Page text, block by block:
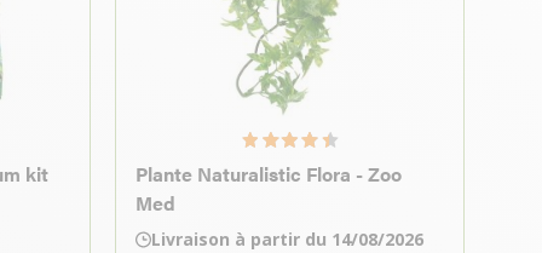
kit
Plante Naturalistic Flora - Zoo
Med
Livraison à partir du 14/08/2026